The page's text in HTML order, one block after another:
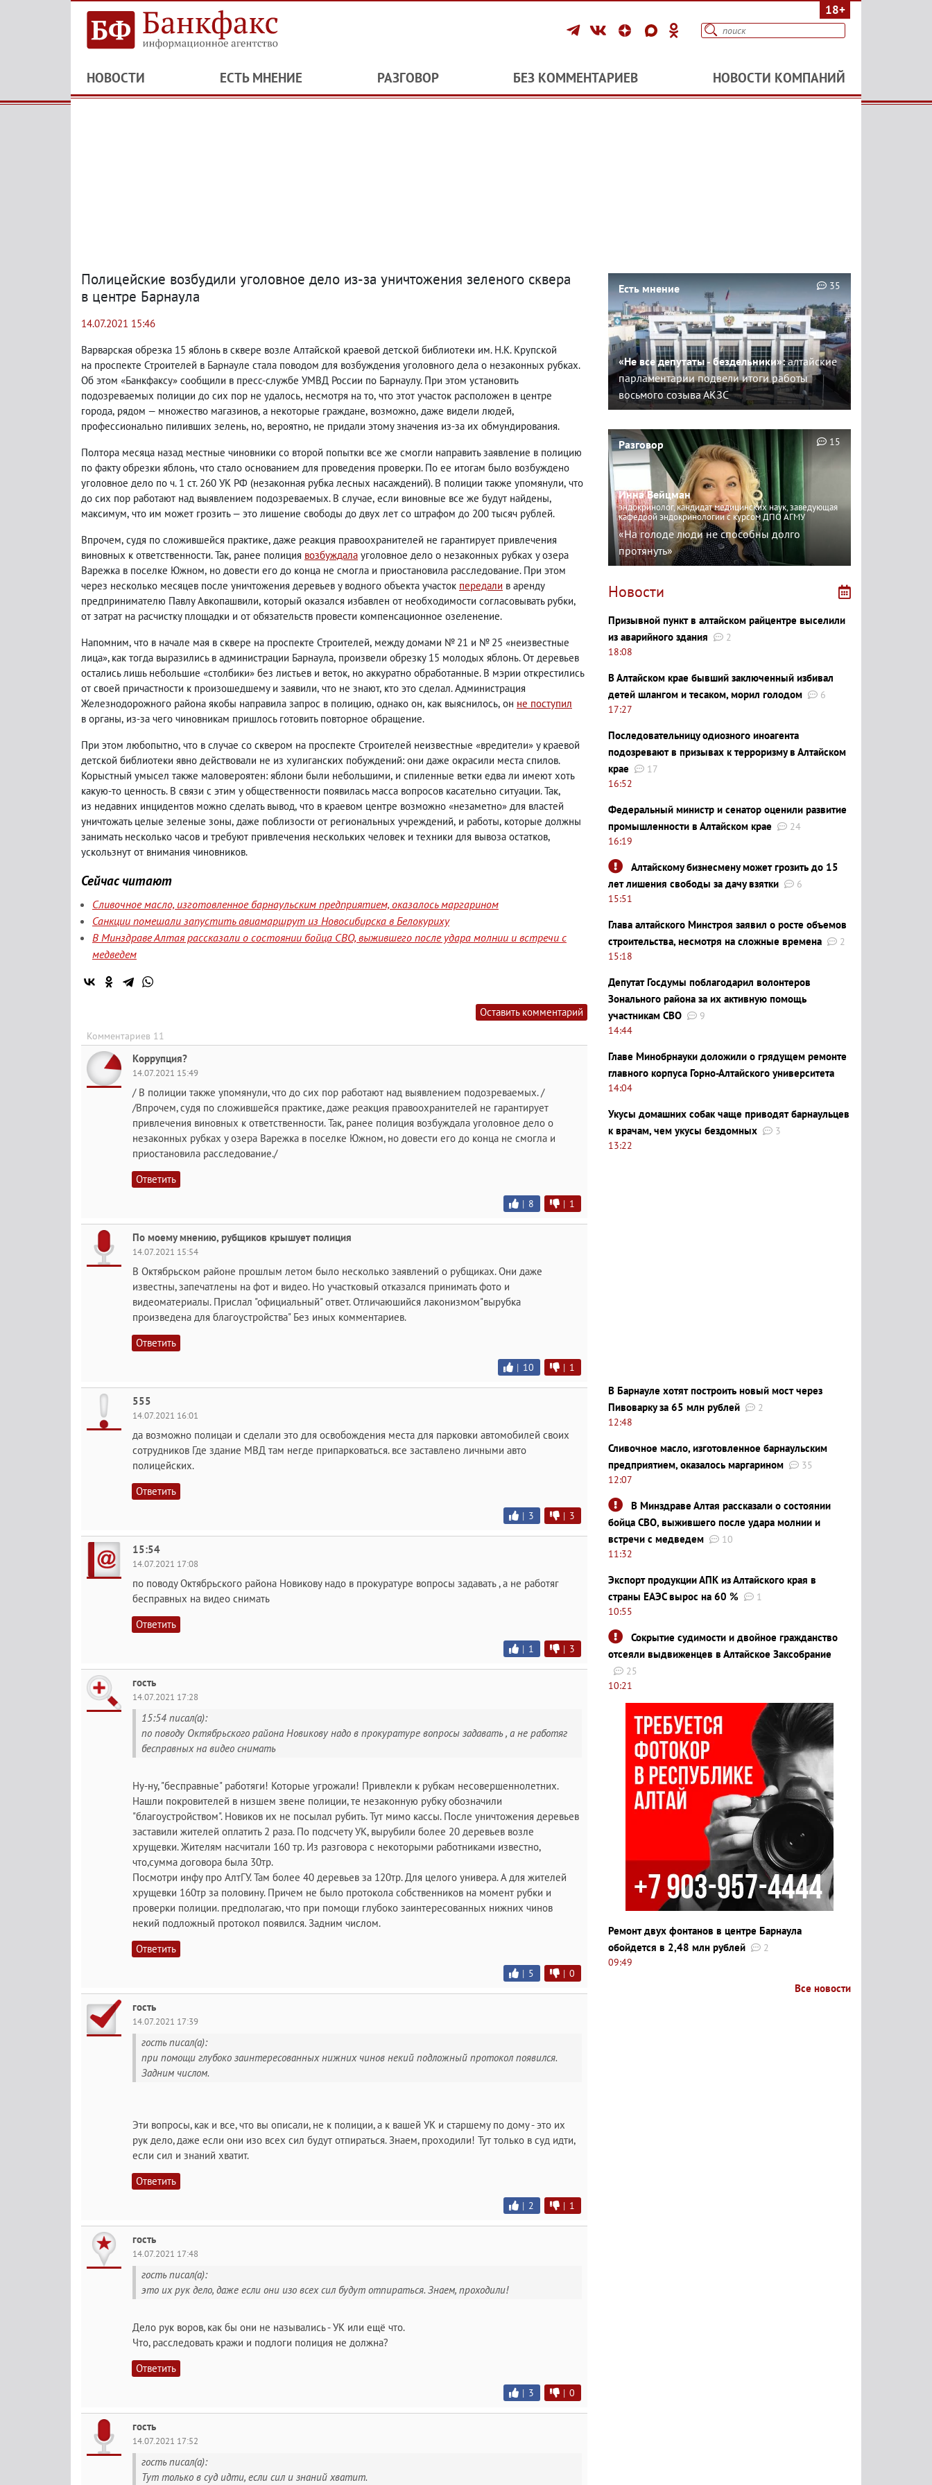
18+
НОВОСТИ ЕСТЬ МНЕНИЕ РАЗГОВОР БЕЗ КОММЕНТАРИЕВ НОВОСТИ КОМПАНИЙ
Полицейские возбудили уголовное дело из-за уничтожения зеленого сквера
в центре Барнаула
14.07.2021 15:46
Варварская обрезка 15 яблонь в сквере возле Алтайской краевой детской библиотеки им. Н.К. Крупской
на проспекте Строителей в Барнауле стала поводом для возбуждения уголовного дела о незаконных рубках.
Об этом «Банкфаксу» сообщили в пресс-службе УМВД России по Барнаулу. При этом установить
подозреваемых полиции до сих пор не удалось, несмотря на то, что этот участок расположен в центре
города, рядом — множество магазинов, а некоторые граждане, возможно, даже видели людей,
профессионально пиливших зелень, но, вероятно, не придали этому значения из-за их обмундирования.
Полтора месяца назад местные чиновники со второй попытки все же смогли направить заявление в полицию
по факту обрезки яблонь, что стало основанием для проведения проверки. По ее итогам было возбуждено
уголовное дело по ч. 1 ст. 260 УК РФ (незаконная рубка лесных насаждений). В полиции также упомянули, что
до сих пор работают над выявлением подозреваемых. В случае, если виновные все же будут найдены,
максимум, что им может грозить — это лишение свободы до двух лет со штрафом до 200 тысяч рублей.
Впрочем, судя по сложившейся практике, даже реакция правоохранителей не гарантирует привлечения
виновных к ответственности. Так, ранее полиция возбуждала уголовное дело о незаконных рубках у озера
Варежка в поселке Южном, но довести его до конца не смогла и приостановила расследование. При этом
через несколько месяцев после уничтожения деревьев у водного объекта участок передали в аренду
предпринимателю Павлу Авкопашвили, который оказался избавлен от необходимости согласовывать рубки,
от затрат на расчистку площадки и от обязательств провести компенсационное озеленение.
Напомним, что в начале мая в сквере на проспекте Строителей, между домами № 21 и № 25 «неизвестные
лица», как тогда выразились в администрации Барнаула, произвели обрезку 15 молодых яблонь. От деревьев
остались лишь небольшие «столбики» без листьев и веток, но аккуратно обработанные. В мэрии открестились
от своей причастности к произошедшему и заявили, что не знают, кто это сделал. Администрация
Железнодорожного района якобы направила запрос в полицию, однако он, как выяснилось, он не поступил
в органы, из-за чего чиновникам пришлось готовить повторное обращение.
При этом любопытно, что в случае со сквером на проспекте Строителей неизвестные «вредители» у краевой
детской библиотеки явно действовали не из хулиганских побуждений: они даже окрасили места спилов.
Корыстный умысел также маловероятен: яблони были небольшими, и спиленные ветки едва ли имеют хоть
какую-то ценность. В связи с этим у общественности появилась масса вопросов касательно ситуации. Так,
из недавних инцидентов можно сделать вывод, что в краевом центре возможно «незаметно» для властей
уничтожать целые зеленые зоны, даже поблизости от региональных учреждений, и работы, которые должны
занимать несколько часов и требуют привлечения нескольких человек и техники для вывоза остатков,
ускользнут от внимания чиновников.
Сейчас читают
Сливочное масло, изготовленное барнаульским предприятием, оказалось маргарином
Санкции помешали запустить авиамаршрут из Новосибирска в Белокуриху
В Минздраве Алтая рассказали о состоянии бойца СВО, выжившего после удара молнии и встречи с
медведем
Оставить комментарий
Комментариев 11
Коррупция?
14.07.2021 15:49
/ В полиции также упомянули, что до сих пор работают над выявлением подозреваемых. /
/Впрочем, судя по сложившейся практике, даже реакция правоохранителей не гарантирует
привлечения виновных к ответственности. Так, ранее полиция возбуждала уголовное дело о
незаконных рубках у озера Варежка в поселке Южном, но довести его до конца не смогла и
приостановила расследование./
Ответить
| 8 | 1
По моему мнению, рубщиков крышует полиция
14.07.2021 15:54
В Октябрьском районе прошлым летом было несколько заявлений о рубщиках. Они даже
известны, запечатлены на фот и видео. Но участковый отказался принимать фото и
видеоматериалы. Прислал "официальный" ответ. Отличаюшийся лаконизмом"вырубка
произведена для благоустройства" Без иных комментариев.
Ответить
| 10 | 1
555
14.07.2021 16:01
да возможно полицаи и сделали это для освобождения места для парковки автомобилей своих
сотрудников Где здание МВД там негде припарковаться. все заставлено личными авто
полицейских.
Ответить
| 3 | 3
15:54
14.07.2021 17:08
по поводу Октябрьского района Новикову надо в прокуратуре вопросы задавать , а не работяг
бесправных на видео снимать
Ответить
| 1 | 3
гость
14.07.2021 17:28
15:54 писал(а):
по поводу Октябрьского района Новикову надо в прокуратуре вопросы задавать , а не работяг
бесправных на видео снимать
Ну-ну, "бесправные" работяги! Которые угрожали! Привлекли к рубкам несовершеннолетних.
Нашли покровителей в низшем звене полиции, те незаконную рубку обозначили
"благоустройством". Новиков их не посылал рубить. Тут мимо кассы. После уничтожения деревьев
заставили жителей оплатить 2 раза. По подсчету УК, вырубили более 20 деревьев возле
хрущевки. Жителям насчитали 160 тр. Из разговора с некоторыми работниками известно,
что,сумма договора была 30тр.
Посмотри инфу про АлтГУ. Там более 40 деревьев за 120тр. Для целого универа. А для жителей
хрущевки 160тр за половину. Причем не было протокола собственников на момент рубки и
проверки полиции. предполагаю, что при помощи глубоко заинтересованных нижних чинов
некий подложный протокол появился. Задним числом.
Ответить
| 5 | 0
гость
14.07.2021 17:39
гость писал(а):
при помощи глубоко заинтересованных нижних чинов некий подложный протокол появился.
Задним числом.
Эти вопросы, как и все, что вы описали, не к полиции, а к вашей УК и старшему по дому - это их
рук дело, даже если они изо всех сил будут отпираться. Знаем, проходили! Тут только в суд идти,
если сил и знаний хватит.
Ответить
| 2 | 1
гость
14.07.2021 17:48
гость писал(а):
это их рук дело, даже если они изо всех сил будут отпираться. Знаем, проходили!
Дело рук воров, как бы они не назывались - УК или ещё что.
Что, расследовать кражи и подлоги полиция не должна?
Ответить
| 3 | 0
гость
14.07.2021 17:52
гость писал(а):
Тут только в суд идти, если сил и знаний хватит.
Есть мнение
«Не все депутаты - бездельники»:алтайские
парламентарии подвели итоги работы
восьмого созыва АКЗС
35
Разговор
Инна Вейцман
эндокринолог, кандидат медицинских наук, заведующая
кафедрой эндокринологии с курсом ДПО АГМУ
«На голоде люди не способны долго
протянуть»
15
Новости
Призывной пункт в алтайском райцентре выселили
из аварийного здания
2
18:08
В Алтайском крае бывший заключенный избивал
детей шлангом и тесаком, морил голодом
6
17:27
Последовательницу одиозного иноагента
подозревают в призывах к терроризму в Алтайском
крае
17
16:52
Федеральный министр и сенатор оценили развитие
промышленности в Алтайском крае
24
16:19
Алтайскому бизнесмену может грозить до 15
лет лишения свободы за дачу взятки
6
15:51
Глава алтайского Минстроя заявил о росте объемов
строительства, несмотря на сложные времена
2
15:18
Депутат Госдумы поблагодарил волонтеров
Зонального района за их активную помощь
участникам СВО
9
14:44
Главе Минобрнауки доложили о грядущем ремонте
главного корпуса Горно-Алтайского университета
14:04
Укусы домашних собак чаще приводят барнаульцев
к врачам, чем укусы бездомных
3
13:22
В Барнауле хотят построить новый мост через
Пивоварку за 65 млн рублей
2
12:48
Сливочное масло, изготовленное барнаульским
предприятием, оказалось маргарином
35
12:07
В Минздраве Алтая рассказали о состоянии
бойца СВО, выжившего после удара молнии и
встречи с медведем
10
11:32
Экспорт продукции АПК из Алтайского края в
страны ЕАЭС вырос на 60 %
1
10:55
Сокрытие судимости и двойное гражданство
отсеяли выдвиженцев в Алтайское Заксобрание
25
10:21
Ремонт двух фонтанов в центре Барнаула
обойдется в 2,48 млн рублей
2
09:49
Все новости